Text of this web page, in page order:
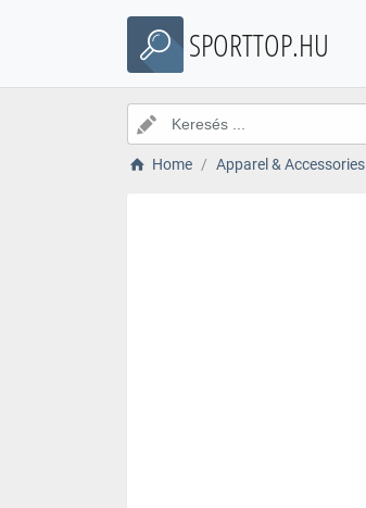
SPORTTOP.HU
Home Apparel & Accessories